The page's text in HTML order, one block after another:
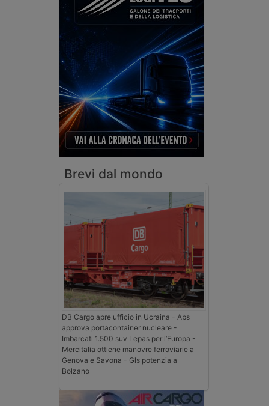
Brevi dal mondo
DB Cargo apre ufficio in Ucraina - Abs
approva portacontainer nucleare -
Imbarcati 1.500 suv Lepas per l’Europa -
Mercitalia ottiene manovre ferroviarie a
Genova e Savona - Gls potenzia a
Bolzano